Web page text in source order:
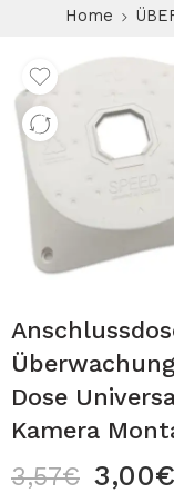
Home
Dose
Kamera
3,57€ 3,00€